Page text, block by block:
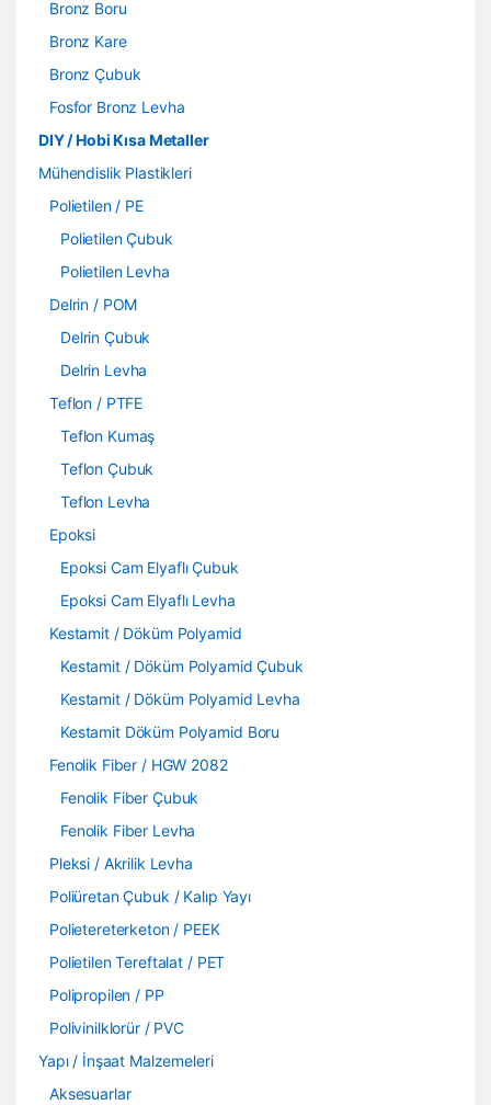
Bronz Boru
Bronz Kare
Bronz Çubuk
Fosfor Bronz Levha
DIY / Hobi Kısa Metaller
Mühendislik Plastikleri
Polietilen / PE
Polietilen Çubuk
Polietilen Levha
Delrin / POM
Delrin Çubuk
Delrin Levha
Teflon / PTFE
Teflon Kumaş
Teflon Çubuk
Teflon Levha
Epoksi
Epoksi Cam Elyaflı Çubuk
Epoksi Cam Elyaflı Levha
Kestamit / Döküm Polyamid
Kestamit / Döküm Polyamid Çubuk
Kestamit / Döküm Polyamid Levha
Kestamit Döküm Polyamid Boru
Fenolik Fiber / HGW 2082
Fenolik Fiber Çubuk
Fenolik Fiber Levha
Pleksi / Akrilik Levha
Poliüretan Çubuk / Kalıp Yayı
Polietereterketon / PEEK
Polietilen Tereftalat / PET
Polipropilen / PP
Polivinilklorür / PVC
Yapı / İnşaat Malzemeleri
Aksesuarlar